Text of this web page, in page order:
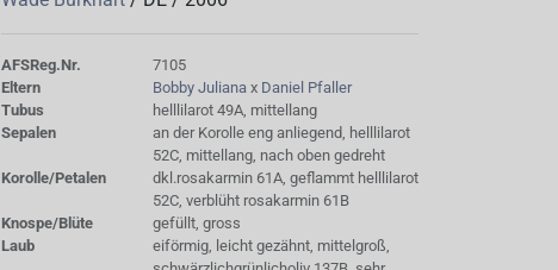
AFSReg.Nr.
7105
Eltern
Bobby Juliana x Daniel Pfaller
Tubus
helllilarot 49A, mittellang
Sepalen
an der Korolle eng anliegend, helllilarot
52C, mittellang, nach oben gedreht
Korolle/Petalen
dkl.rosakarmin 61A, geflammt helllilarot
52C, verblüht rosakarmin 61B
Knospe/Blüte
gefüllt, gross
Laub
eiförmig, leicht gezähnt, mittelgroß,